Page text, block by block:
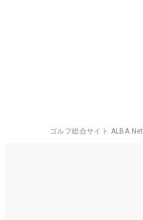
ゴルフ総合サイト ALBA Net